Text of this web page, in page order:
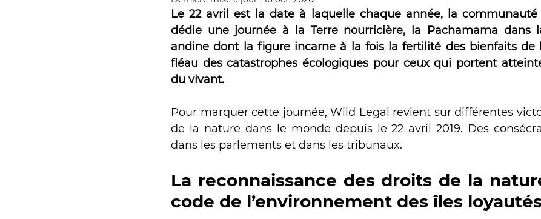
Campagne rivières sauvages Chronique Conseil
Le Chéran Éolien offshore, droits des océans
Granulats marins Total au pénal La Seine
RAPPORT Réserves naturelles de France (RNF)
Le 22 avril est la date à laquelle chaque année, la
dédie une journée à la Terre nourricière, la Pachamama dans
andine dont la figure incarne à la fois la fertilité des bienfaits de
fléau des catastrophes écologiques pour ceux qui portent
du vivant.
Pour marquer cette journée, Wild Legal revient sur différentes
de la nature dans le monde depuis le 22 avril 2019. Des
dans les parlements et dans les tribunaux.
La reconnaissance des droits de la
code de l’environnement des îles